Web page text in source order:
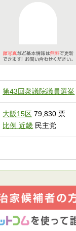
第43回衆議院議員選挙
大阪15区 79,830 票
比例 近畿 民主党